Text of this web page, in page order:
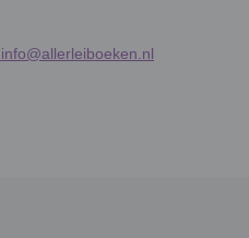
info@allerleiboeken.nl